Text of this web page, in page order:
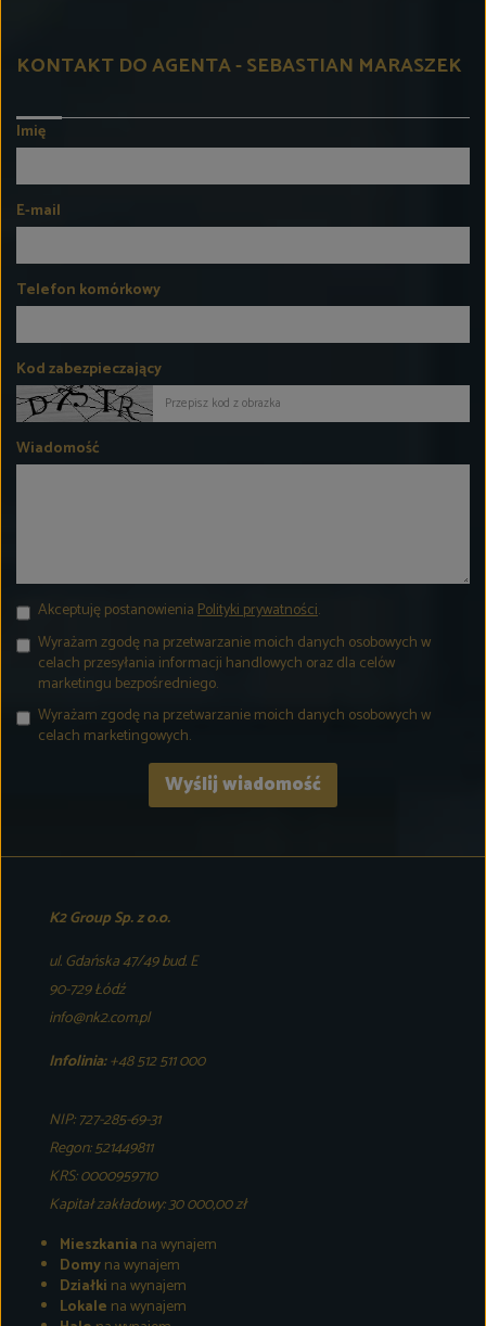
KONTAKT DO AGENTA - SEBASTIAN MARASZEK
Imię
E-mail
Telefon komórkowy
Kod zabezpieczający
Wiadomość
Akceptuję postanowieniaPolityki prywatności.
Wyrażam zgodę na przetwarzanie moich danych osobowych w
celach przesyłania informacji handlowych oraz dla celów
marketingu bezpośredniego.
Wyrażam zgodę na przetwarzanie moich danych osobowych w
celach marketingowych.
K2 Group Sp. z o.o.
ul. Gdańska 47/49 bud. E
90-729 Łódź
info@nk2.com.pl
Infolinia:+48 512 511 000
NIP: 727-285-69-31
Regon: 521449811
KRS: 0000959710
Kapitał zakładowy: 30 000,00 zł
Mieszkania na wynajem
Domyna wynajem
Działki na wynajem
Lokale na wynajem